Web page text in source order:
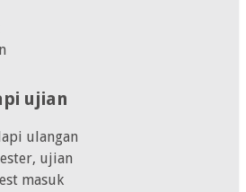
ujian
ulangan
ujian
masuk